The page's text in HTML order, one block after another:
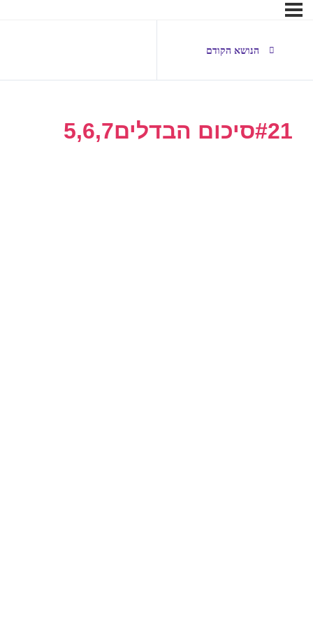
הנושא הקודם
#21סיכום הבדלים5,6,7